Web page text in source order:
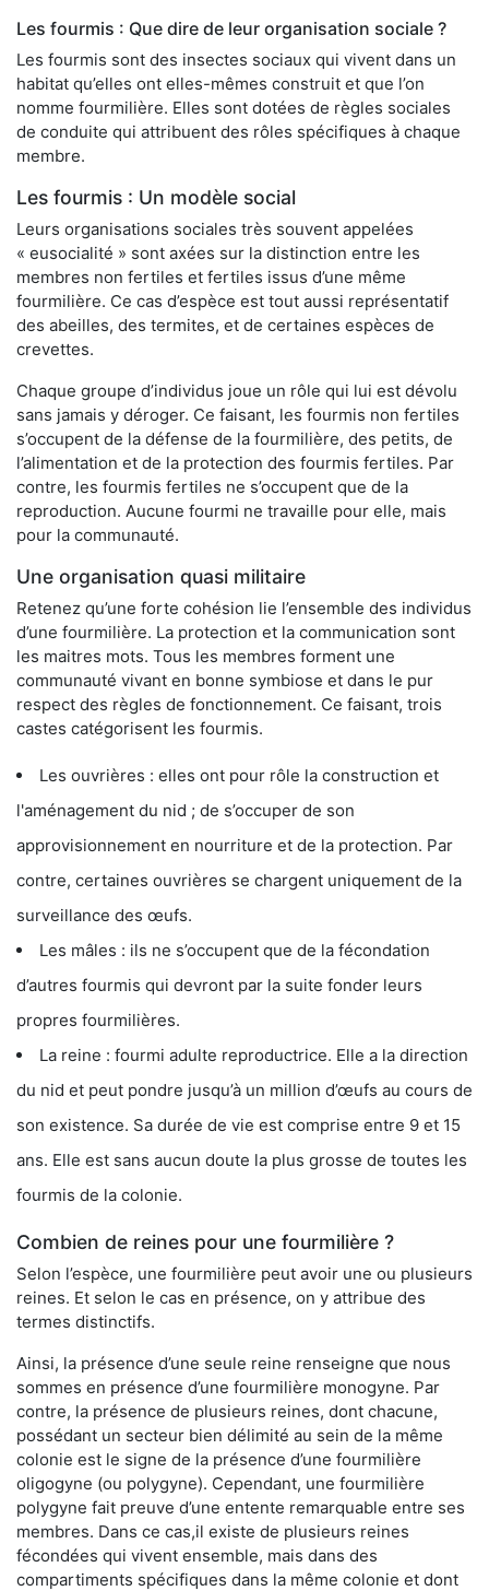
Les fourmis : Que dire de leur organisation sociale ?
Les fourmis sont des insectes sociaux qui vivent dans un
habitat qu’elles ont elles-mêmes construit et que l’on
nomme fourmilière. Elles sont dotées de règles sociales
de conduite qui attribuent des rôles spécifiques à chaque
membre.
Les fourmis : Un modèle social
Leurs organisations sociales très souvent appelées
« eusocialité » sont axées sur la distinction entre les
membres non fertiles et fertiles issus d’une même
fourmilière. Ce cas d’espèce est tout aussi représentatif
des abeilles, des termites, et de certaines espèces de
crevettes.
Chaque groupe d’individus joue un rôle qui lui est dévolu
sans jamais y déroger. Ce faisant, les fourmis non fertiles
s’occupent de la défense de la fourmilière, des petits, de
l’alimentation et de la protection des fourmis fertiles. Par
contre, les fourmis fertiles ne s’occupent que de la
reproduction. Aucune fourmi ne travaille pour elle, mais
pour la communauté.
Une organisation quasi militaire
Retenez qu’une forte cohésion lie l’ensemble des individus
d’une fourmilière. La protection et la communication sont
les maitres mots. Tous les membres forment une
communauté vivant en bonne symbiose et dans le pur
respect des règles de fonctionnement. Ce faisant, trois
castes catégorisent les fourmis.
Les ouvrières : elles ont pour rôle la construction et
l'aménagement du nid ; de s’occuper de son
approvisionnement en nourriture et de la protection. Par
contre, certaines ouvrières se chargent uniquement de la
surveillance des œufs.
Les mâles : ils ne s’occupent que de la fécondation
d’autres fourmis qui devront par la suite fonder leurs
propres fourmilières.
La reine : fourmi adulte reproductrice. Elle a la direction
du nid et peut pondre jusqu’à un million d’œufs au cours de
son existence. Sa durée de vie est comprise entre 9 et 15
ans. Elle est sans aucun doute la plus grosse de toutes les
fourmis de la colonie.
Combien de reines pour une fourmilière ?
Selon l’espèce, une fourmilière peut avoir une ou plusieurs
reines. Et selon le cas en présence, on y attribue des
termes distinctifs.
Ainsi, la présence d’une seule reine renseigne que nous
sommes en présence d’une fourmilière monogyne. Par
contre, la présence de plusieurs reines, dont chacune,
possédant un secteur bien délimité au sein de la même
colonie est le signe de la présence d’une fourmilière
oligogyne (ou polygyne). Cependant, une fourmilière
polygyne fait preuve d’une entente remarquable entre ses
membres. Dans ce cas,il existe de plusieurs reines
fécondées qui vivent ensemble, mais dans des
compartiments spécifiques dans la même colonie et dont